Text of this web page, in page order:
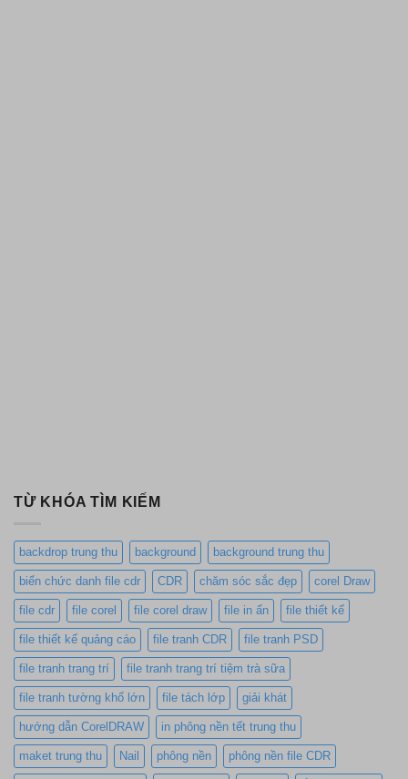
TỪ KHÓA TÌM KIẾM
backdrop trung thu background background trung thu
biển chức danh file cdr CDR chăm sóc sắc đẹp corel Draw
file cdr file corel file corel draw file in ấn file thiết kế
file thiết kế quảng cáo file tranh CDR file tranh PSD
file tranh trang trí file tranh trang trí tiệm trà sữa
file tranh tường khổ lớn file tách lớp giải khát
hướng dẫn CorelDRAW in phông nền tết trung thu
maket trung thu Nail phông nền phông nền file CDR